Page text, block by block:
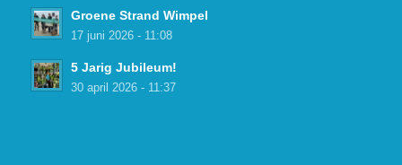
Groene Strand Wimpel
17 juni 2026 - 11:08
5 Jarig Jubileum!
30 april 2026 - 11:37